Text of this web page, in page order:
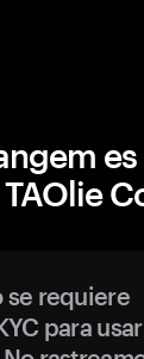
se requiere
para